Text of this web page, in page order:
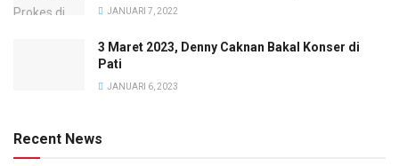
JANUARI 7, 2022
3 Maret 2023, Denny Caknan Bakal Konser di
Pati
JANUARI 6, 2023
Recent News